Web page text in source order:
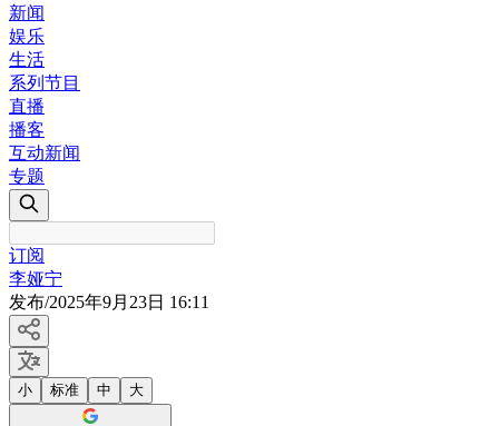
新闻
娱乐
生活
系列节目
直播
播客
互动新闻
专题
订阅
李娅宁
发布/2025年9月23日 16:11
小 标准 中 大